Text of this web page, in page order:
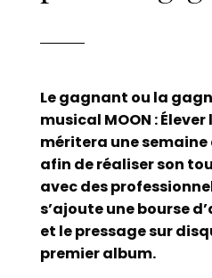
Le gagnant ou la
musical MOON :
méritera une
afin de réaliser son
avec des
s’ajoute une bourse
et le pressage sur
premier album.